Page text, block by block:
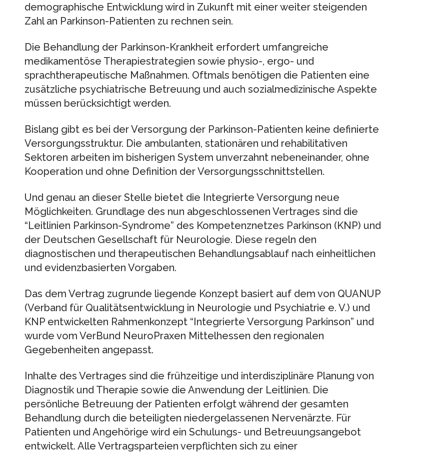
demographische Entwicklung wird in Zukunft mit einer weiter steigenden
Zahl an Parkinson-Patienten zu rechnen sein.
Die Behandlung der Parkinson-Krankheit erfordert umfangreiche
medikamentöse Therapiestrategien sowie physio-, ergo- und
sprachtherapeutische Maßnahmen. Oftmals benötigen die Patienten eine
zusätzliche psychiatrische Betreuung und auch sozialmedizinische Aspekte
müssen berücksichtigt werden.
Bislang gibt es bei der Versorgung der Parkinson-Patienten keine definierte
Versorgungsstruktur. Die ambulanten, stationären und rehabilitativen
Sektoren arbeiten im bisherigen System unverzahnt nebeneinander, ohne
Kooperation und ohne Definition der Versorgungsschnittstellen.
Und genau an dieser Stelle bietet die Integrierte Versorgung neue
Möglichkeiten. Grundlage des nun abgeschlossenen Vertrages sind die
“Leitlinien Parkinson-Syndrome” des Kompetenznetzes Parkinson (KNP) und
der Deutschen Gesellschaft für Neurologie. Diese regeln den
diagnostischen und therapeutischen Behandlungsablauf nach einheitlichen
und evidenzbasierten Vorgaben.
Das dem Vertrag zugrunde liegende Konzept basiert auf dem von QUANUP
(Verband für Qualitätsentwicklung in Neurologie und Psychiatrie e. V.) und
KNP entwickelten Rahmenkonzept “Integrierte Versorgung Parkinson” und
wurde vom VerBund NeuroPraxen Mittelhessen den regionalen
Gegebenheiten angepasst.
Inhalte des Vertrages sind die frühzeitige und interdisziplinäre Planung von
Diagnostik und Therapie sowie die Anwendung der Leitlinien. Die
persönliche Betreuung der Patienten erfolgt während der gesamten
Behandlung durch die beteiligten niedergelassenen Nervenärzte. Für
Patienten und Angehörige wird ein Schulungs- und Betreuungsangebot
entwickelt. Alle Vertragsparteien verpflichten sich zu einer